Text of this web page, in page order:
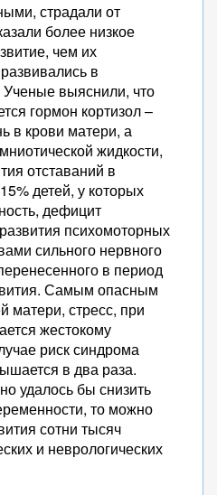
страдали от
более низкое
чем их
в
выяснили, что
гормон кортизол –
в крови матери, а
жидкости,
отставаний в
детей, у которых
дефицит
психомоторных
сильного нервного
в период
Самым опасным
матери, стресс, при
жестокому
риск синдрома
в два раза.
удалось бы снизить
то можно
сотни тысяч
и неврологических